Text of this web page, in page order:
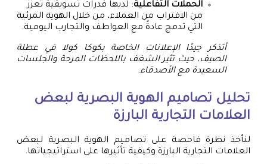
الحملات التفاعلية: لديها قدرات تسويقية تعزز
من الاقتراب من العملاء، من خلال الهوية المرئية
التي تدمج عادةً مع العواطف والتجارب اليومية.
أتذكر جيدًا الإعلانات الخاصة بكوكا كولا في عطلة
الصيف، حيث تثير الشغف باللحظات المرحة والجلسات
السعيدة مع الأصدقاء.
تحليل تصاميم الهوية البصرية لبعض
العلامات التجارية البارزة
لنأخذ نظرة فاحصة على تصاميم الهوية البصرية لبعض
العلامات التجارية البارزة وكيفية تأثيرها على استراتيجياتها.